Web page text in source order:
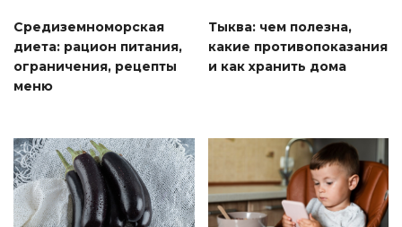
Средиземноморская
диета: рацион питания,
ограничения, рецепты
меню
Тыква: чем полезна,
какие противопоказания
и как хранить дома